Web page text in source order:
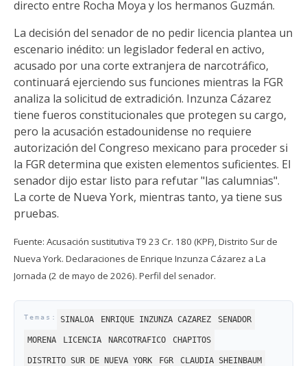
directo entre Rocha Moya y los hermanos Guzmán.
La decisión del senador de no pedir licencia plantea un
escenario inédito: un legislador federal en activo,
acusado por una corte extranjera de narcotráfico,
continuará ejerciendo sus funciones mientras la FGR
analiza la solicitud de extradición. Inzunza Cázarez
tiene fueros constitucionales que protegen su cargo,
pero la acusación estadounidense no requiere
autorización del Congreso mexicano para proceder si
la FGR determina que existen elementos suficientes. El
senador dijo estar listo para refutar "las calumnias".
La corte de Nueva York, mientras tanto, ya tiene sus
pruebas.
Fuente: Acusación sustitutiva T9 23 Cr. 180 (KPF), Distrito Sur de
Nueva York. Declaraciones de Enrique Inzunza Cázarez a La
Jornada (2 de mayo de 2026). Perfil del senador.
SINALOA ENRIQUE INZUNZA CAZAREZ SENADOR
MORENA LICENCIA NARCOTRAFICO CHAPITOS
DISTRITO SUR DE NUEVA YORK FGR CLAUDIA SHEINBAUM